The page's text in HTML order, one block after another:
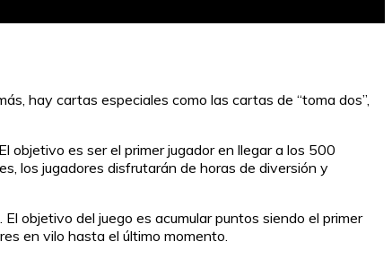
hay cartas especiales como las cartas de “toma dos”,
objetivo es ser el primer jugador en llegar a los 500
los jugadores disfrutarán de horas de diversión y
objetivo del juego es acumular puntos siendo el primer
en vilo hasta el último momento.